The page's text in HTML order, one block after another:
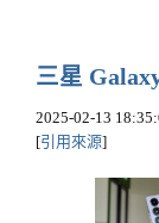
三星
2025-02-13
[引用來源]